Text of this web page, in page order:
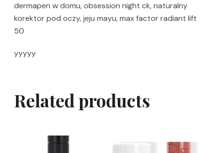
dermapen w domu, obsession night ck, naturalny
korektor pod oczy, jeju mayu, max factor radiant lift
50
yyyyy
Related products